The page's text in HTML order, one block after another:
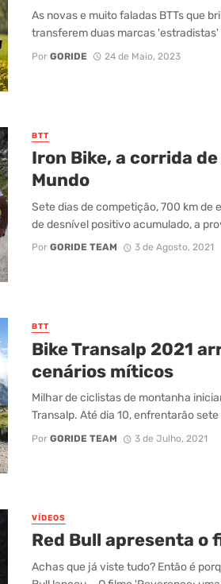
As novas e muito faladas BTTs que
transferem duas marcas 'estradistas'
Por GORIDE 24 de Maio, 2023
BTT
Iron Bike, a corrida
Mundo
Sete dias de competição, 700 km
de desnível positivo acumulado, a
Por GORIDE TEAM 3 de Agosto, 2021
BTT
Bike Transalp 2021
cenários míticos
Milhar de ciclistas de montanha
Transalp. Até dia 10, enfrentarão
Por GORIDE TEAM 3 de Julho, 2021
VÍDEOS
Red Bull apresenta o
Achas que já viste tudo? Então é